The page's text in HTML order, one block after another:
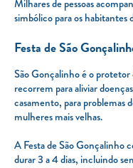
Milhares de pessoas
simbólico para os habitantes
Festa de São
São Gonçalinho é o protetor
recorrem para aliviar
casamento, para problemas
mulheres mais velhas.
A Festa de São Gonçalinho
durar 3 a 4 dias, incluindo